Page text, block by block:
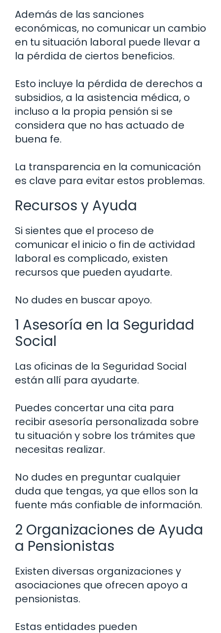
Además de las sanciones
económicas, no comunicar un cambio
en tu situación laboral puede llevar a
la pérdida de ciertos beneficios.
Esto incluye la pérdida de derechos a
subsidios, a la asistencia médica, o
incluso a la propia pensión si se
considera que no has actuado de
buena fe.
La transparencia en la comunicación
es clave para evitar estos problemas.
Recursos y Ayuda
Si sientes que el proceso de
comunicar el inicio o fin de actividad
laboral es complicado, existen
recursos que pueden ayudarte.
No dudes en buscar apoyo.
1 Asesoría en la Seguridad
Social
Las oficinas de la Seguridad Social
están allí para ayudarte.
Puedes concertar una cita para
recibir asesoría personalizada sobre
tu situación y sobre los trámites que
necesitas realizar.
No dudes en preguntar cualquier
duda que tengas, ya que ellos son la
fuente más confiable de información.
2 Organizaciones de Ayuda
a Pensionistas
Existen diversas organizaciones y
asociaciones que ofrecen apoyo a
pensionistas.
Estas entidades pueden